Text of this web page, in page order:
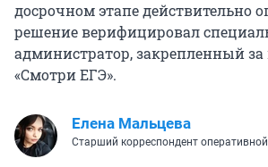
досрочном этапе действительно
решение верифицировал
администратор, закрепленный
«Смотри ЕГЭ».
Елена Мальцева
Старший корреспондент